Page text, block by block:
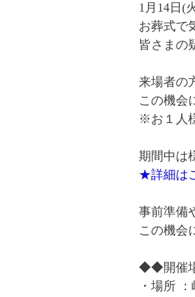
1月14日(
お葬式で
皆さまの
来場者の
この機会
※お１人
期間中は
★詳細は
事前準備
この機会
◆◆開催
・場所